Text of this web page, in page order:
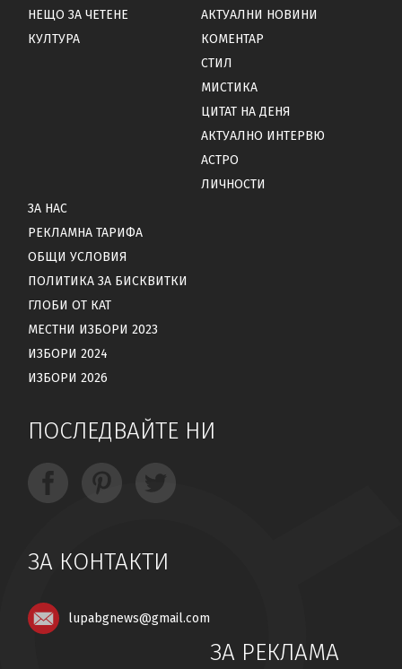
НЕЩО ЗА ЧЕТЕНЕ
КУЛТУРА
АКТУАЛНИ НОВИНИ
КОМЕНТАР
СТИЛ
МИСТИКА
ЦИТАТ НА ДЕНЯ
АКТУАЛНО ИНТЕРВЮ
АСТРО
ЛИЧНОСТИ
ЗА НАС
РЕКЛАМНА ТАРИФА
ОБЩИ УСЛОВИЯ
ПОЛИТИКА ЗА БИСКВИТКИ
ГЛОБИ ОТ КАТ
МЕСТНИ ИЗБОРИ 2023
ИЗБОРИ 2024
ИЗБОРИ 2026
ПОСЛЕДВАЙТЕ НИ
ЗА КОНТАКТИ
lupabgnews@gmail.com
ЗА РЕКЛАМА